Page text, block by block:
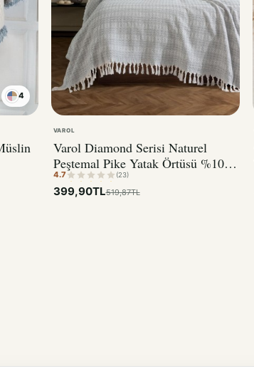
4
VAROL
Varol Diamond Serisi Naturel
Peştemal Pike Yatak Örtüsü %100
Pamuk
4.7 (23)
399,90TL519,87TL